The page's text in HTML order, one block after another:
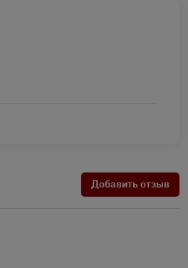
Добавить отзыв